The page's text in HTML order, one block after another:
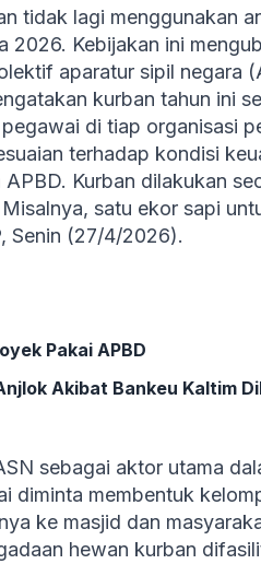
tidak lagi menggunakan
2026. Kebijakan ini
aparatur sipil negara
kurban tahun ini
di tiap organisasi
terhadap kondisi
Kurban dilakukan
satu ekor sapi
Senin (27/4/2026).
Pakai APBD
Akibat Bankeu Kaltim
sebagai aktor utama
diminta membentuk
ke masjid dan
hewan kurban